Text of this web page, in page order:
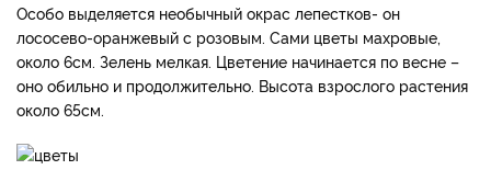
Особо выделяется необычный окрас лепестков- он
лососево-оранжевый с розовым. Сами цветы махровые,
около 6см. Зелень мелкая. Цветение начинается по весне –
оно обильно и продолжительно. Высота взрослого растения
около 65см.